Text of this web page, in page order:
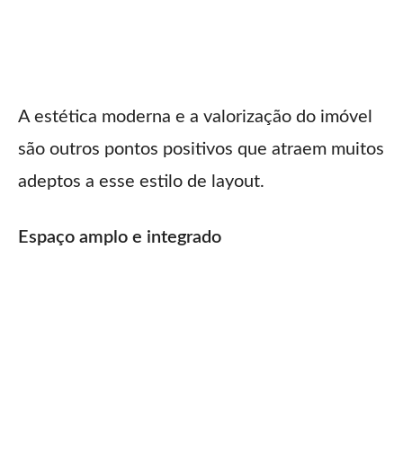
A estética moderna e a valorização do imóvel
são outros pontos positivos que atraem muitos
adeptos a esse estilo de layout.
Espaço amplo e integrado